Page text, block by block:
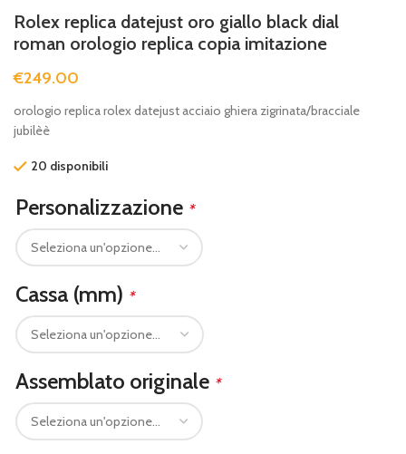
Rolex replica datejust oro giallo black dial
roman orologio replica copia imitazione
€249.00
orologio replica rolex datejust acciaio ghiera zigrinata/bracciale
jubilèè
20 disponibili
Personalizzazione *
Cassa (mm) *
Assemblato originale *